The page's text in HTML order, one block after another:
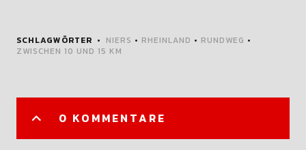
ZWISCHEN 10 UND 15 KM
0 KOMMENTARE